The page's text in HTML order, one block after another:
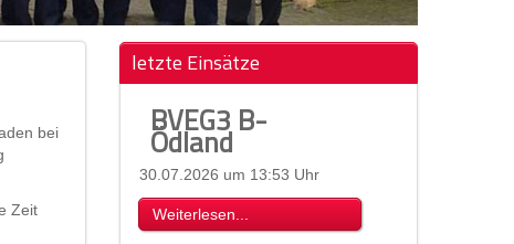
bei
Zeit
letzte Einsätze
BVEG3 B-
Ödland
30.07.2026 um 13:53 Uhr
Weiterlesen...